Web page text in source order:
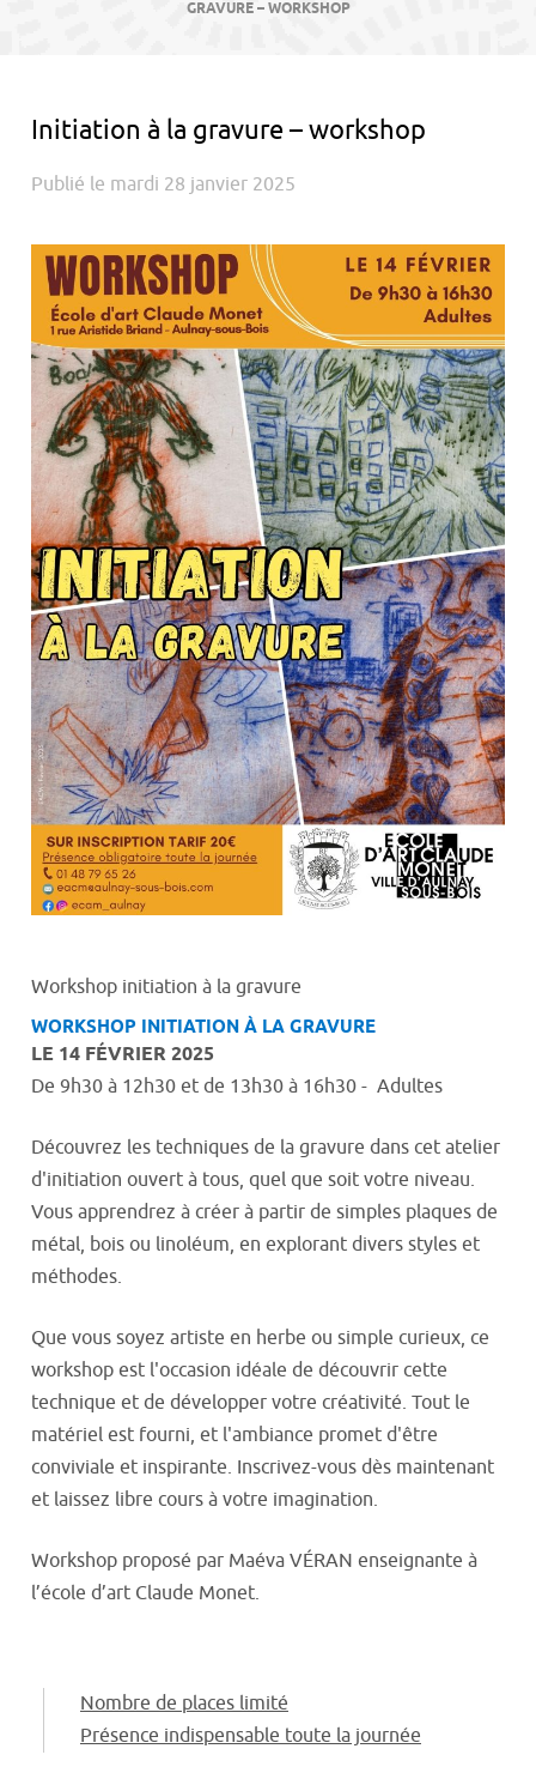
GRAVURE – WORKSHOP
Initiation à la gravure – workshop
Publié le mardi 28 janvier 2025
Workshop initiation à la gravure
WORKSHOP INITIATION À LA GRAVURE
LE 14 FÉVRIER 2025
De 9h30 à 12h30 et de 13h30 à 16h30 - Adultes
Découvrez les techniques de la gravure dans cet atelier
d'initiation ouvert à tous, quel que soit votre niveau.
Vous apprendrez à créer à partir de simples plaques de
métal, bois ou linoléum, en explorant divers styles et
méthodes.
Que vous soyez artiste en herbe ou simple curieux, ce
workshop est l'occasion idéale de découvrir cette
technique et de développer votre créativité. Tout le
matériel est fourni, et l'ambiance promet d'être
conviviale et inspirante. Inscrivez-vous dès maintenant
et laissez libre cours à votre imagination.
Workshop proposé par Maéva VÉRAN enseignante à
l’école d’art Claude Monet.
Nombre de places limité
Présence indispensable toute la journée